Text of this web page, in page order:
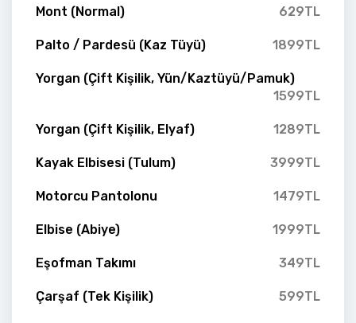
Mont (Normal) 629TL
Palto / Pardesü (Kaz Tüyü) 1899TL
Yorgan (Çift Kişilik, Yün/Kaztüyü/Pamuk)
1599TL
Yorgan (Çift Kişilik, Elyaf) 1289TL
Kayak Elbisesi (Tulum) 3999TL
Motorcu Pantolonu 1479TL
Elbise (Abiye) 1999TL
Eşofman Takımı 349TL
Çarşaf (Tek Kişilik) 599TL